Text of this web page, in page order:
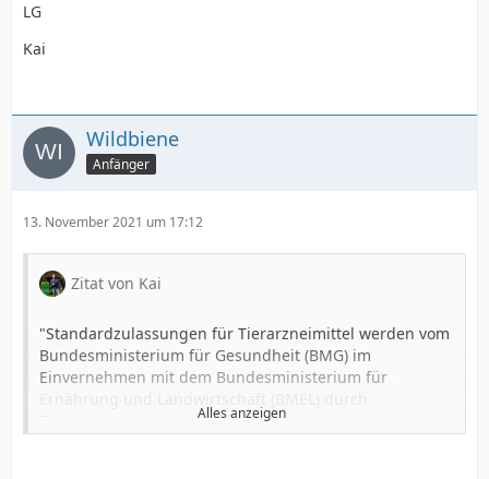
LG
Kai
Wildbiene
Anfänger
13. November 2021 um 17:12
Zitat von Kai
"Standardzulassungen für Tierarzneimittel werden vom
Bundesministerium für Gesundheit (BMG) im
Einvernehmen mit dem Bundesministerium für
Rechtsverordnung erlassen."
Alles anzeigen